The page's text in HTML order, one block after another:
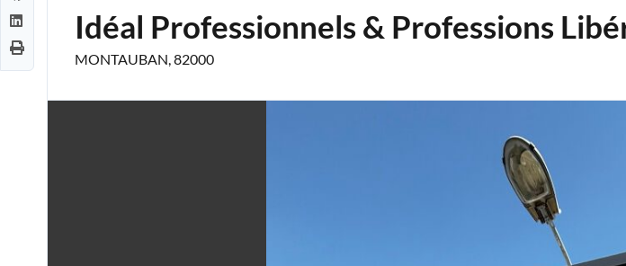
Idéal Professionnels & Professions
MONTAUBAN, 82000
Vous n'avez encore de compte
Identifiant